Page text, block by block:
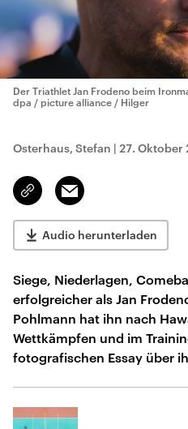
Der Triathlet Jan Frodeno beim
dpa / picture alliance / Hilger
Osterhaus, Stefan | 27. Oktober
Link
kopieren/teilen
Email
Audio herunterladen
Siege, Niederlagen,
erfolgreicher als Jan
Pohlmann hat ihn nach
Wettkämpfen und im
fotografischen Essay über